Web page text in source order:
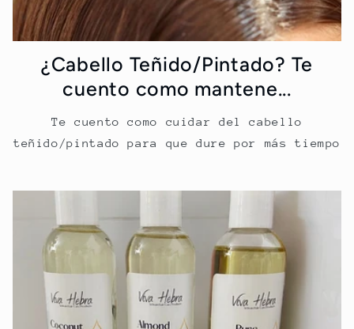
¿Cabello Teñido/Pintado? Te
cuento como mantene...
Te cuento como cuidar del cabello
teñido/pintado para que dure por más tiempo